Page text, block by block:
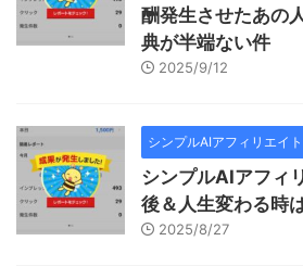
酬発生させたあの
典が半端ない件
2025/9/12
シンプルAIアフィリエイト
シンプルAIアフィ
後＆人生変わる時
2025/8/27